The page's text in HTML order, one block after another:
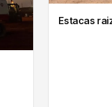
Estacas